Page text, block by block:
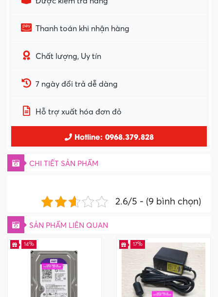
Thanh toán khi nhận hàng
Chất lượng, Uy tín
7 ngày đổi trả dễ dàng
Hỗ trợ xuất hóa đơn đỏ
Hotline: 0968.379.828
CHI TIẾT SẢN PHẨM
2.6/5 - (9 bình chọn)
SẢN PHẨM LIÊN QUAN
14% 17%